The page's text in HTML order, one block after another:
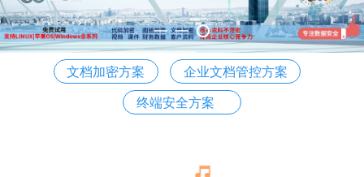
文档加密方案
企业文档管控方案
终端安全方案